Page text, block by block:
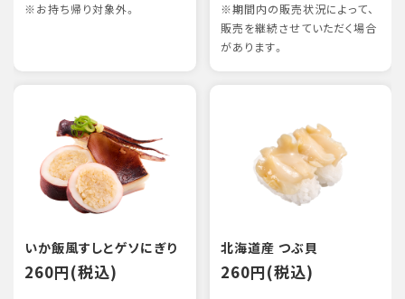
※お持ち帰り対象外。
※期間内の販売状況によって、
販売を継続させていただく場合
があります。
いか飯風すしとゲソにぎり
260円(税込)
北海道産 つぶ貝
260円(税込)